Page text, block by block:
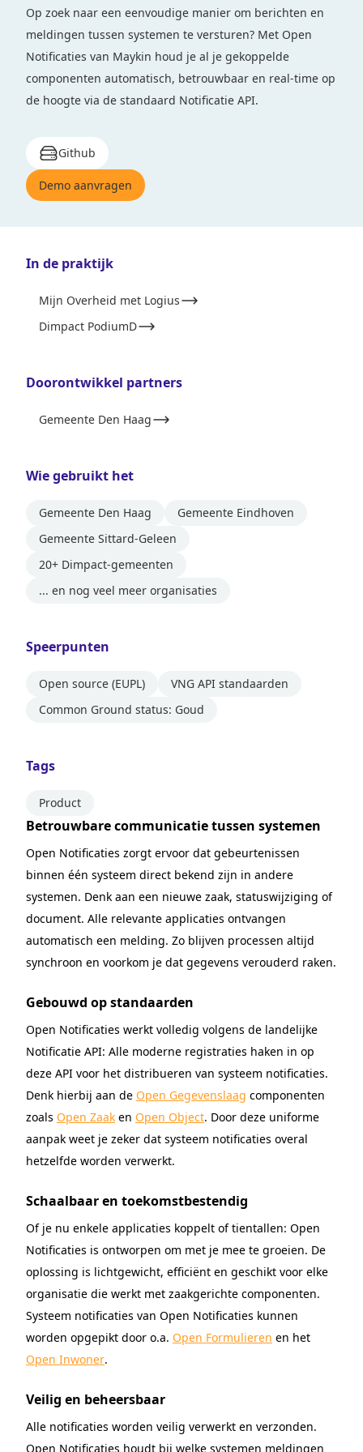
Op zoek naar een eenvoudige manier om berichten en
meldingen tussen systemen te versturen? Met Open
Notificaties van Maykin houd je al je gekoppelde
componenten automatisch, betrouwbaar en real-time op
de hoogte via de standaard Notificatie API.
Github
Demo aanvragen
Betrouwbare communicatie tussen systemen
Open Notificaties zorgt ervoor dat gebeurtenissen
binnen één systeem direct bekend zijn in andere
systemen. Denk aan een nieuwe zaak, statuswijziging of
document. Alle relevante applicaties ontvangen
automatisch een melding. Zo blijven processen altijd
synchroon en voorkom je dat gegevens verouderd raken.
Gebouwd op standaarden
Open Notificaties werkt volledig volgens de landelijke
Notificatie API: Alle moderne registraties haken in op
deze API voor het distribueren van systeem notificaties.
Denk hierbij aan de Open Gegevenslaag componenten
zoals Open Zaak en Open Object. Door deze uniforme
aanpak weet je zeker dat systeem notificaties overal
hetzelfde worden verwerkt.
Schaalbaar en toekomstbestendig
Of je nu enkele applicaties koppelt of tientallen: Open
Notificaties is ontworpen om met je mee te groeien. De
oplossing is lichtgewicht, efficiënt en geschikt voor elke
organisatie die werkt met zaakgerichte componenten.
Systeem notificaties van Open Notificaties kunnen
worden opgepikt door o.a. Open Formulieren en het
Open Inwoner.
Veilig en beheersbaar
Alle notificaties worden veilig verwerkt en verzonden.
Open Notificaties houdt bij welke systemen meldingen
In de praktijk
Mijn Overheid met Logius
Dimpact PodiumD
Doorontwikkel partners
Gemeente Den Haag
Wie gebruikt het
Gemeente Den Haag
Gemeente Eindhoven
Gemeente Sittard-Geleen
20+ Dimpact-gemeenten
... en nog veel meer organisaties
Speerpunten
Open source (EUPL)
VNG API standaarden
Common Ground status: Goud
Tags
Product